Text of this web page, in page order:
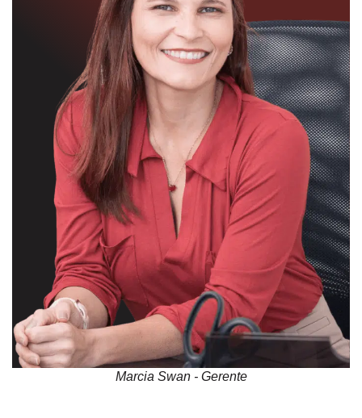
Marcia Swan - Gerente